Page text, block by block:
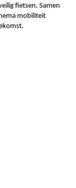
fietsen. Samen
mobiliteit